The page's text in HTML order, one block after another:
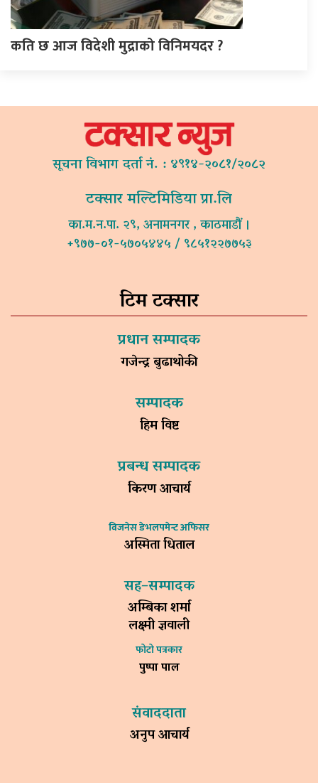
कति छ आज विदेशी मुद्राको विनिमयदर ?
सूचना विभाग दर्ता नं. : ४९१४-२०८१/२०८२
टक्सार मल्टिमिडिया प्रा.लि
का.म.न.पा. २९, अनामनगर , काठमाडौं ।
+९७७-०१-५७०५४४५ / ९८५१२२७७५३
टिम टक्सार
प्रधान सम्पादक
गजेन्द्र बुढाथोकी
सम्पादक
हिम विष्ट
प्रबन्ध सम्पादक
किरण आचार्य
विजनेस डेभलपमेन्ट अफिसर
अस्मिता धिताल
सह–सम्पादक
अम्बिका शर्मा
लक्ष्मी ज्ञवाली
फोटो पत्रकार
पुष्पा पाल
संवाददाता
अनुप आचार्य